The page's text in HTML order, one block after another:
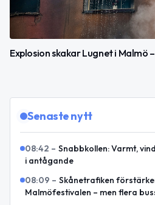
Explosion skakar Lugnet i Malmö
Senaste nytt
08:42 – Snabbkollen: Varmt,
i antågande
08:09 – Skånetrafiken
Malmöfestivalen – men flera